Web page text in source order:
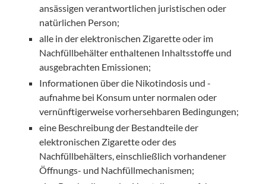
ansässigen verantwortlichen juristischen oder
natürlichen Person;
alle in der elektronischen Zigarette oder im
Nachfüllbehälter enthaltenen Inhaltsstoffe und
ausgebrachten Emissionen;
Informationen über die Nikotindosis und -
aufnahme bei Konsum unter normalen oder
vernünftigerweise vorhersehbaren Bedingungen;
eine Beschreibung der Bestandteile der
elektronischen Zigarette oder des
Nachfüllbehälters, einschließlich vorhandener
Öffnungs- und Nachfüllmechanismen;